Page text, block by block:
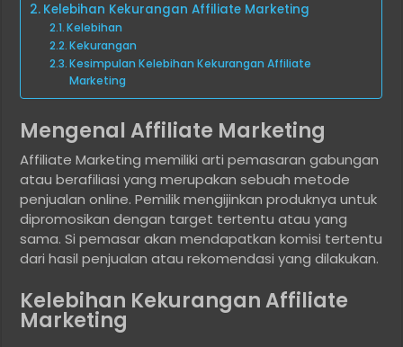
Kelebihan Kekurangan Affiliate Marketing
Kelebihan
Kekurangan
Kesimpulan Kelebihan Kekurangan Affiliate
Marketing
Mengenal Affiliate Marketing
Affiliate Marketing memiliki arti pemasaran gabungan
atau berafiliasi yang merupakan sebuah metode
penjualan online. Pemilik mengijinkan produknya untuk
dipromosikan dengan target tertentu atau yang
sama. Si pemasar akan mendapatkan komisi tertentu
dari hasil penjualan atau rekomendasi yang dilakukan.
Kelebihan Kekurangan Affiliate
Marketing